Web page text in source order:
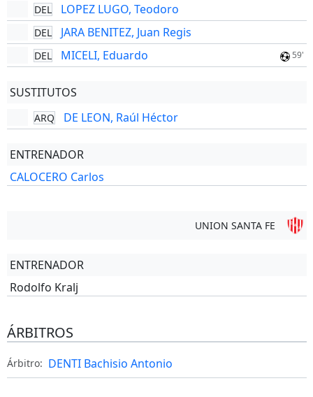
DEL LOPEZ LUGO, Teodoro
DEL JARA BENITEZ, Juan Regis
DEL MICELI, Eduardo 59'
SUSTITUTOS
ARQ DE LEON, Raúl Héctor
ENTRENADOR
CALOCERO Carlos
UNION SANTA FE
ENTRENADOR
Rodolfo Kralj
ÁRBITROS
Árbitro: DENTI Bachisio Antonio